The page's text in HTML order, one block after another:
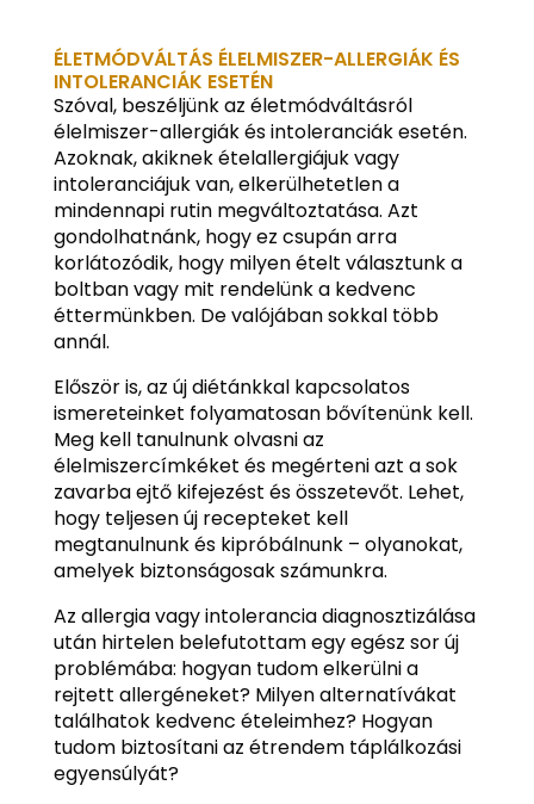
ÉLETMÓDVÁLTÁS ÉLELMISZER-ALLERGIÁK ÉS
INTOLERANCIÁK ESETÉN
Szóval, beszéljünk az életmódváltásról
élelmiszer-allergiák és intoleranciák esetén.
Azoknak, akiknek ételallergiájuk vagy
intoleranciájuk van, elkerülhetetlen a
mindennapi rutin megváltoztatása. Azt
gondolhatnánk, hogy ez csupán arra
korlátozódik, hogy milyen ételt választunk a
boltban vagy mit rendelünk a kedvenc
éttermünkben. De valójában sokkal több
annál.
Először is, az új diétánkkal kapcsolatos
ismereteinket folyamatosan bővítenünk kell.
Meg kell tanulnunk olvasni az
élelmiszercímkéket és megérteni azt a sok
zavarba ejtő kifejezést és összetevőt. Lehet,
hogy teljesen új recepteket kell
megtanulnunk és kipróbálnunk – olyanokat,
amelyek biztonságosak számunkra.
Az allergia vagy intolerancia diagnosztizálása
után hirtelen belefutottam egy egész sor új
problémába: hogyan tudom elkerülni a
rejtett allergéneket? Milyen alternatívákat
találhatok kedvenc ételeimhez? Hogyan
tudom biztosítani az étrendem táplálkozási
egyensúlyát?